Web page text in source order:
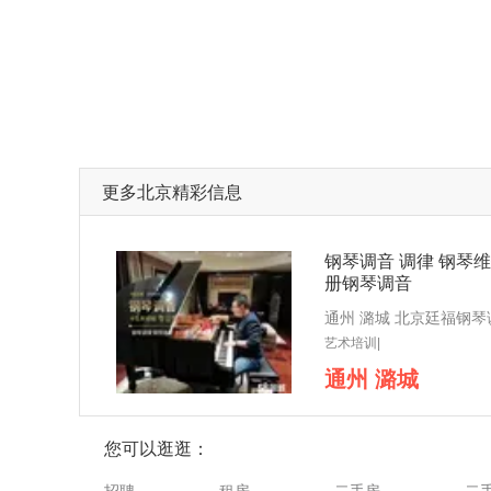
更多北京精彩信息
钢琴调音 调律 钢琴
册钢琴调音
艺术培训|
通州 潞城
您可以逛逛：